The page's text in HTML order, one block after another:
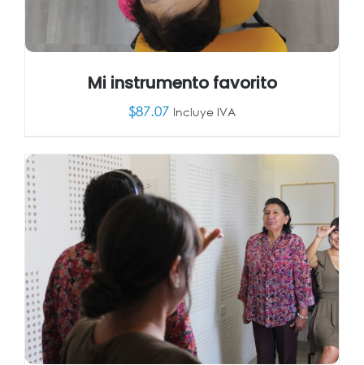
AÑADIR AL CARRITO
Mi instrumento favorito
$87.07 Incluye IVA